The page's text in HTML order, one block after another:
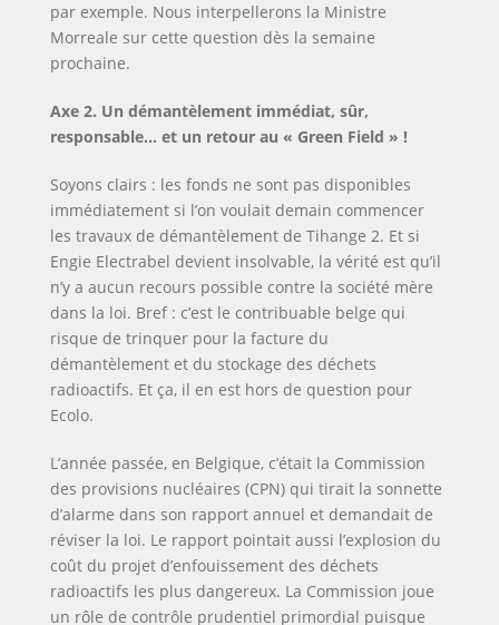
par exemple. Nous interpellerons la Ministre
Morreale sur cette question dès la semaine
prochaine.
Axe 2. Un démantèlement immédiat, sûr,
responsable… et un retour au « Green Field » !
Soyons clairs : les fonds ne sont pas disponibles
immédiatement si l’on voulait demain commencer
les travaux de démantèlement de Tihange 2. Et si
Engie Electrabel devient insolvable, la vérité est qu’il
n’y a aucun recours possible contre la société mère
dans la loi. Bref : c’est le contribuable belge qui
risque de trinquer pour la facture du
démantèlement et du stockage des déchets
radioactifs. Et ça, il en est hors de question pour
Ecolo.
L’année passée, en Belgique, c’était la Commission
des provisions nucléaires (CPN) qui tirait la sonnette
d’alarme dans son rapport annuel et demandait de
réviser la loi. Le rapport pointait aussi l’explosion du
coût du projet d’enfouissement des déchets
radioactifs les plus dangereux. La Commission joue
un rôle de contrôle prudentiel primordial puisque